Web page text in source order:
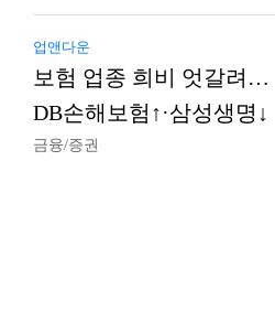
업앤다운
보험 업종 희비 엇갈려…
DB손해보험↑·삼성생명↓
금융/증권